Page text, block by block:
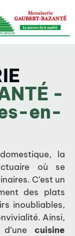
-
en-
la
où se
C’est un
des plats
inoubliables,
Ainsi,
cuisine